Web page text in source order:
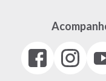
Facebook
(link
Instagram
(link
(link